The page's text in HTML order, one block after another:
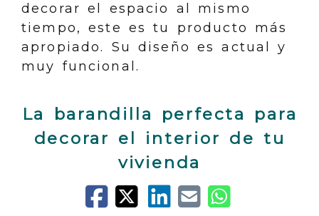
decorar el espacio al mismo
tiempo, este es tu producto más
apropiado. Su diseño es actual y
muy funcional.
La barandilla perfecta para
decorar el interior de tu
vivienda